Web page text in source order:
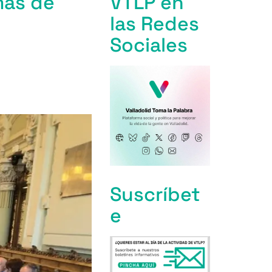
las Redes
Sociales
Suscríbet
e